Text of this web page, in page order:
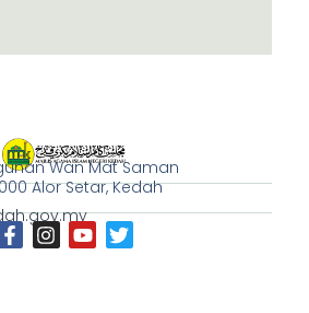
Wan Mat Saman
Alor Setar, Kedah